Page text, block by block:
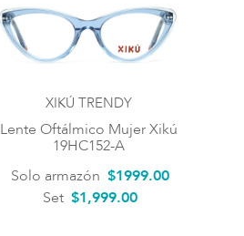
XIKÚ TRENDY
Lente Oftálmico Mujer Xikú
19HC152-A
Solo armazón $1999.00
Set $1,999.00